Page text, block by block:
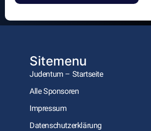
Alternative:
Sitemenu
Judentum – Startseite
Alle Sponsoren
Impressum
Datenschutzerklärung